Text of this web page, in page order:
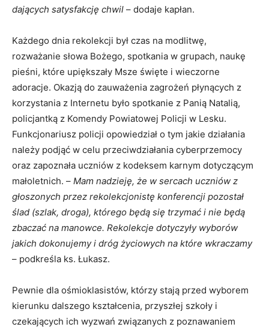
dających satysfakcję chwil – dodaje kapłan.
Każdego dnia rekolekcji był czas na modlitwę,
rozważanie słowa Bożego, spotkania w grupach, naukę
pieśni, które upiększały Msze święte i wieczorne
adoracje. Okazją do zauważenia zagrożeń płynących z
korzystania z Internetu było spotkanie z Panią Natalią,
policjantką z Komendy Powiatowej Policji w Lesku.
Funkcjonariusz policji opowiedział o tym jakie działania
należy podjąć w celu przeciwdziałania cyberprzemocy
oraz zapoznała uczniów z kodeksem karnym dotyczącym
małoletnich. – Mam nadzieję, że w sercach uczniów z
głoszonych przez rekolekcjonistę konferencji pozostał
ślad (szlak, droga), którego będą się trzymać i nie będą
zbaczać na manowce. Rekolekcje dotyczyły wyborów
jakich dokonujemy i dróg życiowych na które wkraczamy
– podkreśla ks. Łukasz.
Pewnie dla ośmioklasistów, którzy stają przed wyborem
kierunku dalszego kształcenia, przyszłej szkoły i
czekających ich wyzwań związanych z poznawaniem